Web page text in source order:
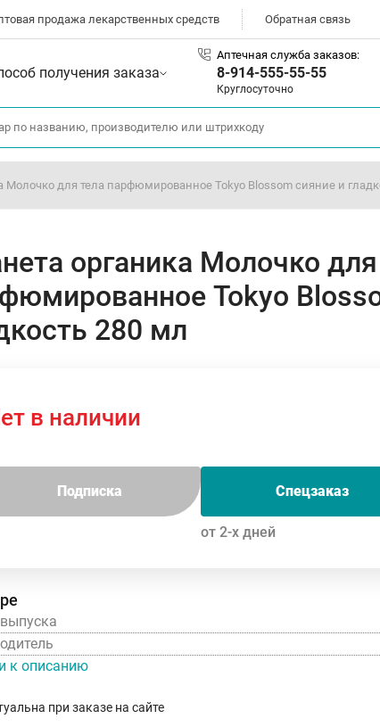
продажа лекарственных средств Обратная связь
получения заказа
Аптечная служба заказов:
8-914-555-55-55
Круглосуточно
Молочко для тела парфюмированное Tokyo Blossom сияние и
органика Молочко для
Tokyo
280 мл
в наличии
Подписка Спецзаказ
от 2-х дней
к описанию
при заказе на сайте